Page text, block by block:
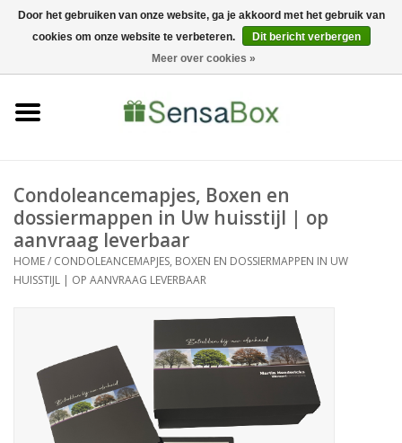
06-22022900 0 Artikelen - €0,00
Bewerkingen
Nieuws
Condoleancemapjes, Boxen en
dossiermappen in Uw huisstijl | op
aanvraag leverbaar
HOME/ CONDOLEANCEMAPJES, BOXEN EN DOSSIERMAPPEN IN UW
HUISSTIJL | OP AANVRAAG LEVERBAAR
Door het gebruiken van onze website, ga je akkoord met het gebruik van
cookies om onze website te verbeteren.
Dit bericht verbergen
Meer over cookies »